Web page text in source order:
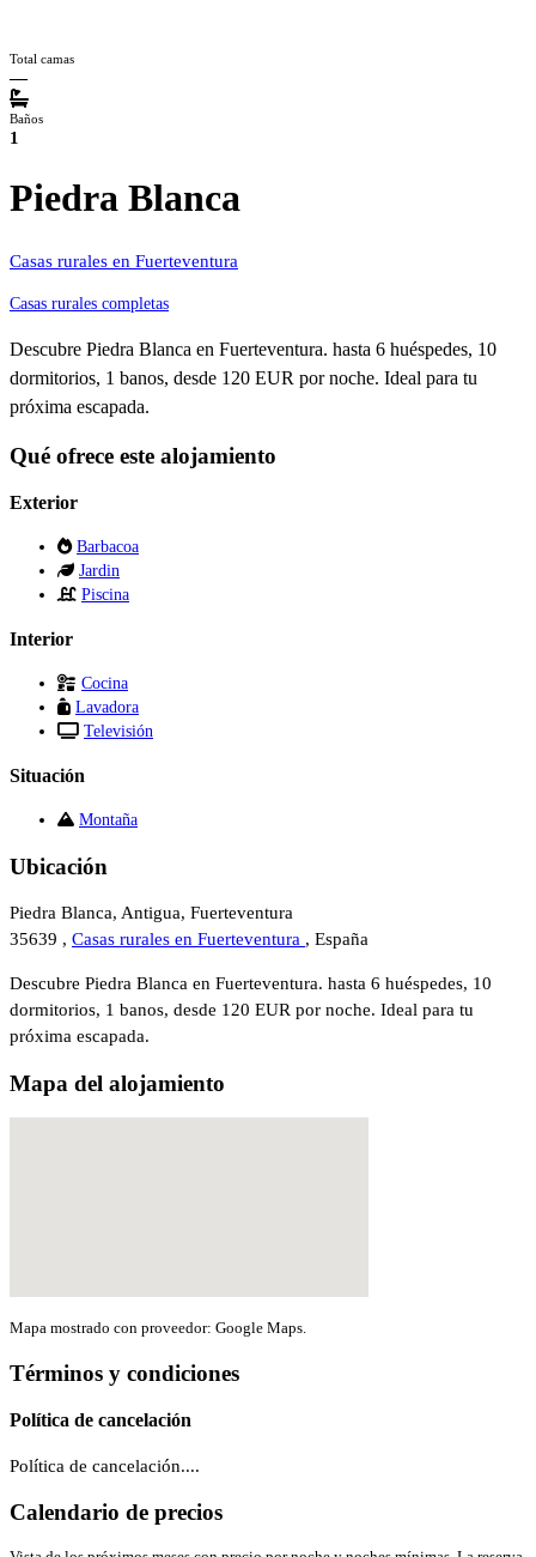
Total camas
—
Baños
1
Piedra Blanca
Casas rurales en Fuerteventura
Casas rurales completas
Descubre Piedra Blanca en Fuerteventura. hasta 6 huéspedes, 10
dormitorios, 1 banos, desde 120 EUR por noche. Ideal para tu
próxima escapada.
Qué ofrece este alojamiento
Exterior
Barbacoa
Jardin
Piscina
Interior
Cocina
Lavadora
Televisión
Situación
Montaña
Ubicación
Piedra Blanca, Antigua, Fuerteventura
35639 , Casas rurales en Fuerteventura , España
Descubre Piedra Blanca en Fuerteventura. hasta 6 huéspedes, 10
dormitorios, 1 banos, desde 120 EUR por noche. Ideal para tu
próxima escapada.
Mapa del alojamiento
Mapa mostrado con proveedor: Google Maps.
Términos y condiciones
Política de cancelación
Política de cancelación....
Calendario de precios